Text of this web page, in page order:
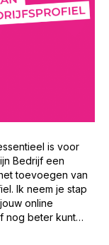
is voor
Bedrijf een
toevoegen van
Ik neem je stap
online
nog beter kunt…